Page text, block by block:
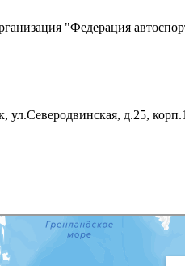
"Федерация
ул.Северодвинская, д.25, корп.1